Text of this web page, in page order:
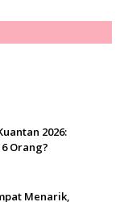
2026:
Orang?
Menarik,